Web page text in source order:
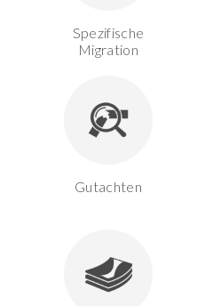
Spezifische
Migration
Gutachten